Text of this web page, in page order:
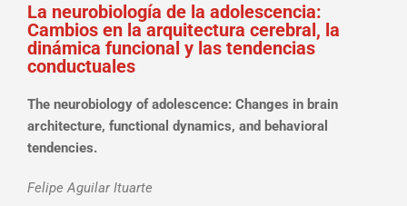
La neurobiología de la adolescencia:
Cambios en la arquitectura cerebral, la
dinámica funcional y las tendencias
conductuales
The neurobiology of adolescence: Changes in brain
architecture, functional dynamics, and behavioral
tendencies.
Felipe Aguilar Ituarte